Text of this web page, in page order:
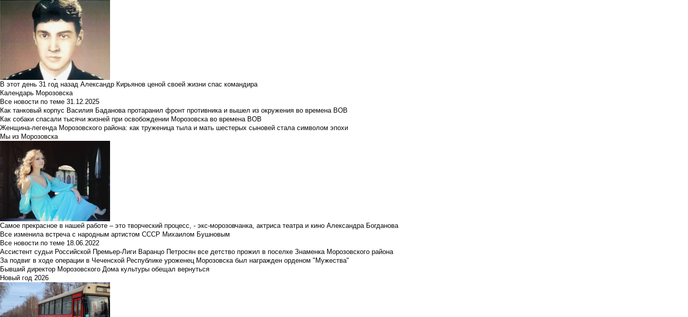
В этот день 31 год назад Александр Кирьянов ценой своей жизни спас командира
Календарь Морозовска
Все новости по теме 31.12.2025
Как танковый корпус Василия Баданова протаранил фронт противника и вышел из окружения во времена ВОВ
Как собаки спасали тысячи жизней при освобождении Морозовска во времена ВОВ
Женщина-легенда Морозовского района: как труженица тыла и мать шестерых сыновей стала символом эпохи
Мы из Морозовска
Самое прекрасное в нашей работе – это творческий процесс, - экс-морозовчанка, актриса театра и кино Александра Богданова
Все изменила встреча с народным артистом СССР Михаилом Бушновым
Все новости по теме 18.06.2022
Ассистент судьи Российской Премьер-Лиги Варанцо Петросян все детство прожил в поселке Знаменка Морозовского района
За подвиг в ходе операции в Чеченской Республике уроженец Морозовска был награжден орденом "Мужества"
Бывший директор Морозовского Дома культуры обещал вернуться
Новый год 2026